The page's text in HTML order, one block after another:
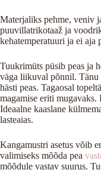
Materjaliks pehme, veniv
puuvillatrikotaaž ja
kehatemperatuuri ja ei aja
Tuukrimüts püsib peas ja
väga liikuval põnnil. Tänu
hästi peas. Tagaosal
magamise eriti mugavaks.
Ideaalne kaaslane
lasteaias.
Kangamustri asetus võib
valimiseks mõõda pea
mõõdule vastav suurus.